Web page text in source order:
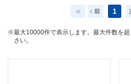
前 1
※最大10000件で表示します。最大件数を
さい。